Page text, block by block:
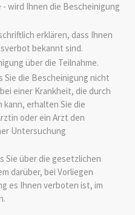
- wird Ihnen die Bescheinigung
erklären, dass Ihnen
bekannt sind.
über die Teilnahme.
Sie die Bescheinigung nicht
einer Krankheit, die durch
erhalten Sie die
oder ein Arzt den
Untersuchung
Sie über die gesetzlichen
darüber, bei Vorliegen
es Ihnen verboten ist, im